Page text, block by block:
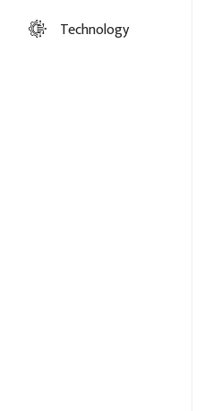
Technology